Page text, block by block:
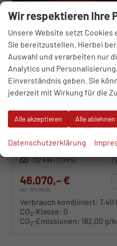
Opel Zafira Life
unverbindliche Lieferzeit: 17.10.2026
Kraftstoff Diesel
Leistung 132 kW (179 PS)
46.070,– €
incl. 19% MwSt.
Verbrauch kombiniert: 7,40
CO2-Klasse: G
CO2-Emissionen: 182,00 g/
Wir respektieren Ihre
Unsere Website setzt Cookies
Sie bereitzustellen. Hierbei
Auswahl und verarbeiten nur
Analytics und
Einverständnis geben. Sie
jederzeit mit Wirkung für die
Alle akzeptieren Alle ablehnen
Datenschutzerklärung